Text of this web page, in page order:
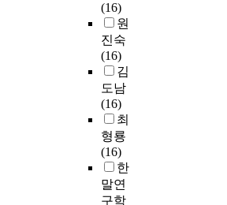
(16)
원
진숙
(16)
김
도남
(16)
최
형룡
(16)
한
말연
구학